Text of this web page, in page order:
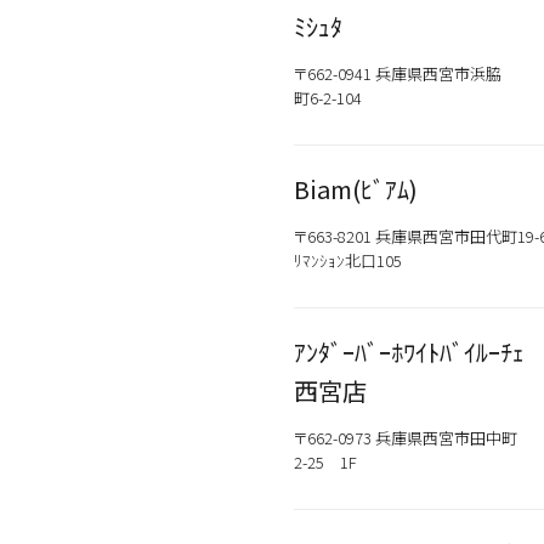
ウェット
オイル
こちらの商品はサロン専売品
お買い求めの際はお近くの
一部プロユース商品は、サロ
ﾐｼｭﾀ
〒662-0941 兵庫県西宮市浜脇
町6-2-104
Biam(ﾋﾞｱﾑ)
〒663-8201 兵庫県西宮市田代町19-
ﾘﾏﾝｼｮﾝ北口105
ｱﾝﾀﾞｰﾊﾞｰﾎﾜｲﾄﾊﾞｲﾙｰﾁｪ
西宮店
〒662-0973 兵庫県西宮市田中町
2-25 1F